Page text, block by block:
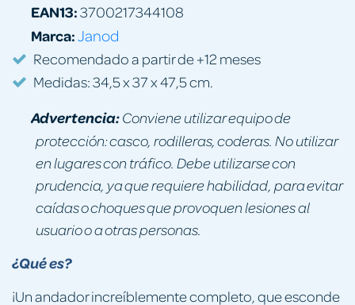
¿Qué es?
¡Un andador increíblemente completo, que esconde
EAN13:3700217344108
Marca: Janod
Recomendado a partir de +12 meses
Medidas: 34,5 x 37 x 47,5 cm.
Advertencia:Conviene utilizar equipo de
protección: casco, rodilleras, coderas. No utilizar
en lugares con tráfico. Debe utilizarse con
prudencia, ya que requiere habilidad, para evitar
caídas o choques que provoquen lesiones al
usuario o a otras personas.